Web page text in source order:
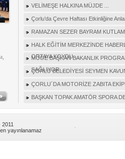
VELİMEŞE HALKINA MÜJDE ...
Çorlu’da Çevre Haftası Etkinliğine
RAMAZAN SEZER BAYRAM
HALK EĞİTİM MERKEZİNDE
ORTAYA KOYDU ...
MÜGE BAŞKAN BAKANLIK
SAĞLIYOR …
ÇORLU BELEDİYESİ SEYMEN
ÇORLU´DA MOTORİZE ZABITA
BAŞKAN TOPAK AMATÖR SPORA
2011
yayınlanamaz